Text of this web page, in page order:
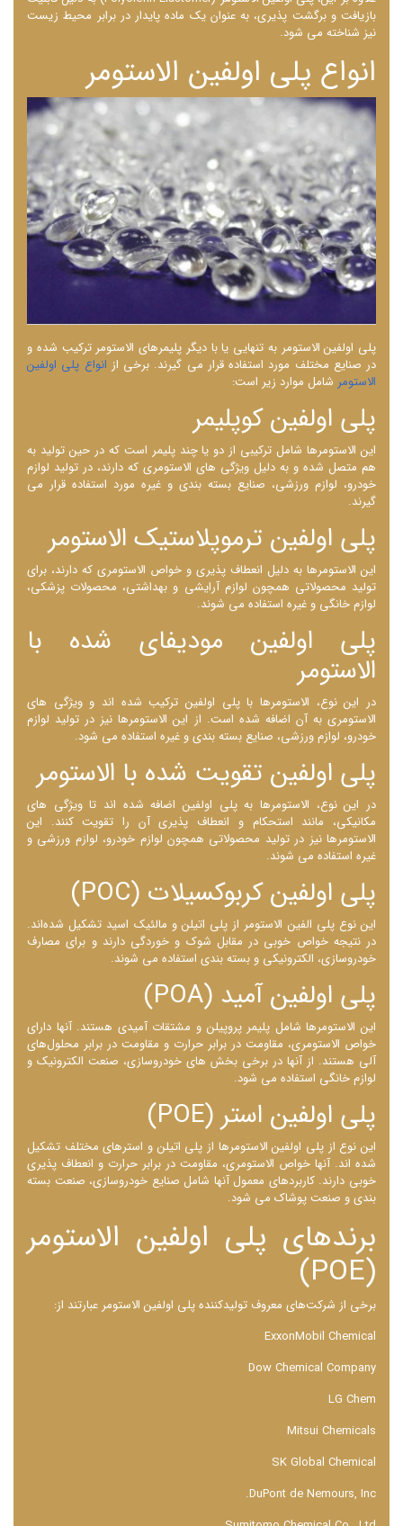
بازیافت و برگشت پذیری، به عنوان یک ماده پایدار در برابر محیط زیست
نیز شناخته می شود.
انواع پلی اولفین الاستومر
پلی ‌اولفین الاستومر به تنهایی یا با دیگر پلیمرهای الاستومر ترکیب شده و
در صنایع مختلف مورد استفاده قرار می گیرند. برخی از انواع پلی ‌اولفین
الاستومر شامل موارد زیر است:
پلی ‌اولفین کوپلیمر
این الاستومرها شامل ترکیبی از دو یا چند پلیمر است که در حین تولید به
هم متصل شده و به دلیل ویژگی ‌های الاستومری که دارند، در تولید لوازم
خودرو، لوازم ورزشی، صنایع بسته ‌بندی و غیره مورد استفاده قرار می
‌گیرند.
پلی ‌اولفین ترموپلاستیک الاستومر
این الاستومرها به دلیل انعطاف پذیری و خواص الاستومری که دارند، برای
تولید محصولاتی همچون لوازم آرایشی و بهداشتی، محصولات پزشکی،
لوازم خانگی و غیره استفاده می‌ شوند.
پلی ‌اولفین مودیفای شده با
الاستومر
در این نوع، الاستومرها با پلی ‌اولفین ترکیب شده ‌اند و ویژگی ‌های
الاستومری به آن اضافه شده است. از این الاستومرها نیز در تولید لوازم
خودرو، لوازم ورزشی، صنایع بسته ‌بندی و غیره استفاده می ‌شود.
پلی ‌اولفین تقویت شده با الاستومر
در این نوع، الاستومرها به پلی ‌اولفین اضافه شده ‌اند تا ویژگی ‌های
مکانیکی، مانند استحکام و انعطاف پذیری آن را تقویت کنند. این
الاستومرها نیز در تولید محصولاتی همچون لوازم خودرو، لوازم ورزشی و
غیره استفاده می‌ شوند.
پلی اولفین کربوکسیلات (POC)
این نوع پلی الفین الاستومر از پلی اتیلن و مالئیک اسید تشکیل شده‌اند.
در نتیجه خواص خوبی در مقابل شوک و خوردگی دارند و برای مصارف
خودروسازی، الکترونیکی و بسته بندی استفاده می ‌شوند.
پلی اولفین آمید (POA)
این الاستومرها شامل پلیمر پروپیلن و مشتقات آمیدی هستند. آنها دارای
خواص الاستومری، مقاومت در برابر حرارت و مقاومت در برابر محلول‌های
آلی هستند. از آنها در برخی بخش‌ های خودروسازی، صنعت الکترونیک و
لوازم خانگی استفاده می ‌شود.
پلی اولفین استر (POE)
این نوع از پلی اولفین الاستومرها از پلی اتیلن و استرهای مختلف تشکیل
شده ‌اند. آنها خواص الاستومری، مقاومت در برابر حرارت و انعطاف ‌پذیری
خوبی دارند. کاربردهای معمول آنها شامل صنایع خودروسازی، صنعت بسته
‌بندی و صنعت پوشاک می ‌شود.
برندهای پلی ‌اولفین الاستومر
(POE)
برخی از شرکت‌های معروف تولیدکننده پلی اولفین الاستومر عبارتند از:
ExxonMobil Chemical
Dow Chemical Company
LG Chem
Mitsui Chemicals
SK Global Chemical
DuPont de Nemours, Inc.